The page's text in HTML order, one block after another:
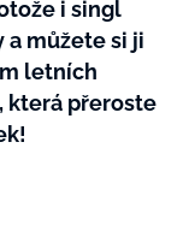
i singl
a můžete si ji
letních
která přeroste